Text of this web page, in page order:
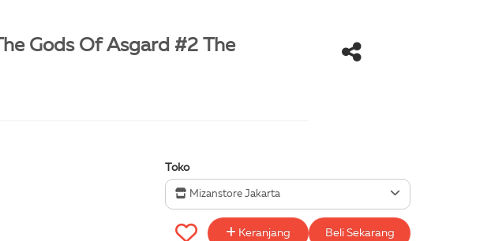
Gods Of Asgard #2 The
Toko
Mizanstore Jakarta
Keranjang Beli Sekarang